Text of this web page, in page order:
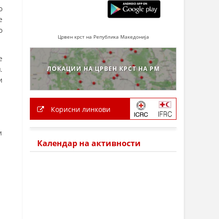
Црвен крст на Република Македонија
ЛОКАЦИИ НА ЦРВЕН КРСТ НА РМ
Корисни линкови
Календар на активности